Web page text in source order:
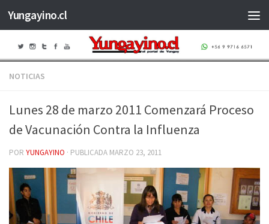
Saltar al contenido
Yungayino.cl
NOTICIAS
Lunes 28 de marzo 2011 Comenzará Proceso
de Vacunación Contra la Influenza
POR YUNGAYINO · PUBLICADA MARZO 23, 2011